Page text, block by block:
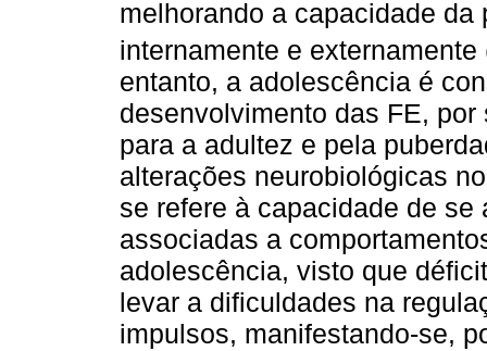
melhorando a capacidade
internamente e externamente
entanto, a adolescência é
desenvolvimento das FE,
para a adultez e pela
alterações neurobiológicas
se refere à capacidade de
associadas a
adolescência, visto que
levar a dificuldades na
impulsos, manifestando-se,